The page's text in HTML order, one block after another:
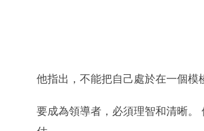
他指出，不能把自己處於在一個模
要成為領導者，必須理智和清晰